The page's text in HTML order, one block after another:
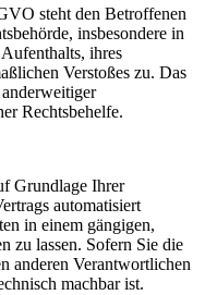
steht den Betroffenen
insbesondere in
ihres
Verstoßes zu. Das
Rechtsbehelfe.
Grundlage Ihrer
automatisiert
in einem gängigen,
zu lassen. Sofern Sie die
anderen Verantwortlichen
machbar ist.